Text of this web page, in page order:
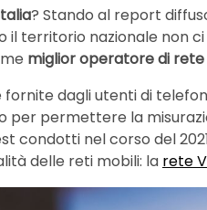
? Stando al report
il territorio nazionale non ci
miglior operatore di
fornite dagli utenti di
per permettere la
condotti nel corso del
delle reti mobili: la rete